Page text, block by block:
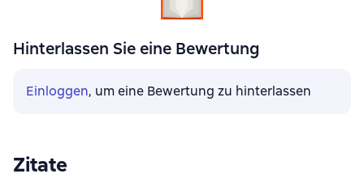
Hinterlassen Sie eine Bewertung
Einloggen, um eine Bewertung zu hinterlassen
Zitate